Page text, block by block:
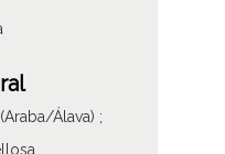
Álava) ;